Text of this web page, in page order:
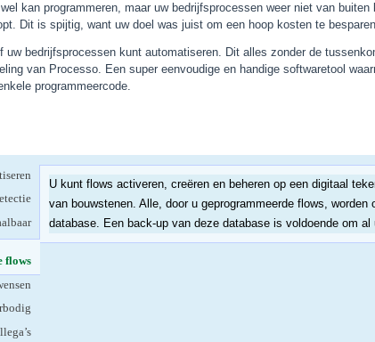
kan programmeren, maar uw bedrijfsprocessen weer niet van
Dit is spijtig, want uw doel was juist om een hoop kosten te
uw bedrijfsprocessen kunt automatiseren. Dit alles zonder de
van Processo. Een super eenvoudige en handige softwaretool
programmeercode.
flows
U kunt flows activeren, creëren en beheren op een digitaal
van bouwstenen. Alle, door u geprogrammeerde flows, worden
database. Een back-up van deze database is voldoende om